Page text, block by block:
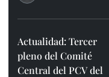
Actualidad: Tercer
pleno del Comité
Central del PCV del